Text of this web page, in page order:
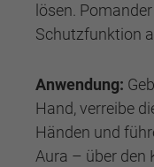
lösen.
Schutzfunktion
Anwendung:
Hand, verreibe
Händen und
Aura – über den